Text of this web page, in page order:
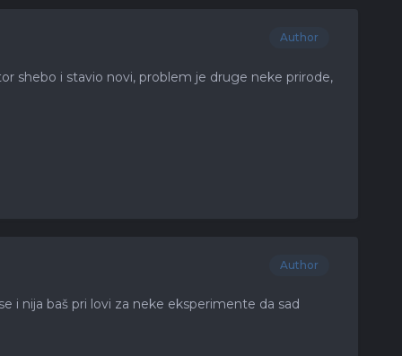
Author
shebo i stavio novi, problem je druge neke prirode,
Author
i nija baš pri lovi za neke eksperimente da sad